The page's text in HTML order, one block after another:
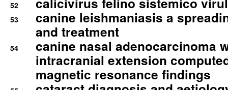
52
53
canine leishmaniasis a
and treatment
54
canine nasal adenocarcinoma
intracranial extension
magnetic resonance findings